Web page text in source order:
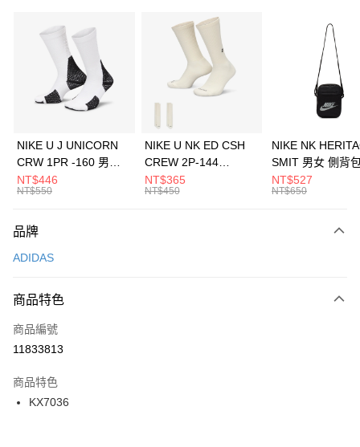
3 期 0 利率 每期 21家銀行
合作金庫商業銀行
第一商業銀行
華南商業銀行
彰化商業銀行
上海商業儲蓄銀行
元大商業銀行
台灣樂天信用卡公司
Apple Pay
全盈+PAY
AFTEE先享後付
【關於「AFTEE先享後付」】
便利好安心！
３．安心：先確認商品／服務後，再付款。
【「AFTEE先享後付」結帳流程】
１．於結帳方式選擇「AFTEE先享後付」後，將跳轉至「AFTEE先享後付」
２．訂單成立數日內，您將收到繳費通知簡訊。
３．收到繳費通知簡訊後14天內，點擊此簡訊中的連結，可透過四大超商／
ATM／網路銀行／等多元方式進行付款，方視為交易完成。
運送方式
每筆NT$100，滿NT$1,500(含以上)免運費
宅配
每筆NT$100，滿NT$1,500(含以上)免運費
付款後門市自取
每筆NT$100，滿NT$1,500(含以上)免運費
NIKE U J UNICORN
CRW 1PR -160 男女
中統襪 FZ3393100
NT$446
NT$550
NIKE U NK ED CSH
CREW 2P-144
EMBRDY 男女 短統襪
FZ3073133
NT$365
NT$450
NIKE NK
SMIT 男女 側背
BA5871010
NT$527
NT$650
品牌
ADIDAS
商品特色
商品編號
11833813
商品特色
KX7036